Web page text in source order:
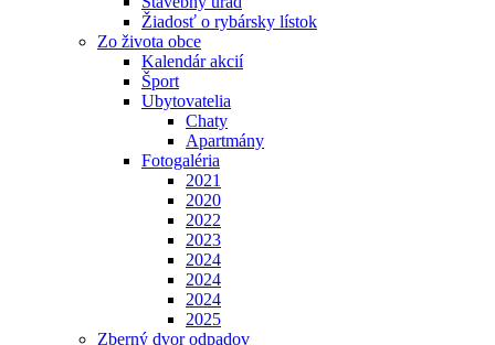
Žiadosť o rybársky lístok
Zo života obce
Kalendár akcií
Šport
Ubytovatelia
Chaty
Apartmány
Fotogaléria
2021
2020
2022
2023
2024
2024
2024
2025
Zberný dvor odpadov